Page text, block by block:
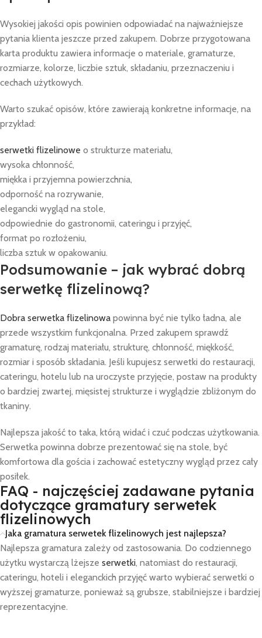
Wysokiej jakości opis powinien odpowiadać na najważniejsze
pytania klienta jeszcze przed zakupem. Dobrze przygotowana
karta produktu zawiera informacje o materiale, gramaturze,
rozmiarze, kolorze, liczbie sztuk, składaniu, przeznaczeniu i
cechach użytkowych.
Warto szukać opisów, które zawierają konkretne informacje, na
przykład:
serwetki flizelinowe o strukturze materiału,
wysoka chłonność,
miękka i przyjemna powierzchnia,
odporność na rozrywanie,
elegancki wygląd na stole,
odpowiednie do gastronomii, cateringu i przyjęć,
format po rozłożeniu,
liczba sztuk w opakowaniu.
Podsumowanie – jak wybrać dobrą
serwetkę flizelinową?
Dobra serwetka flizelinowa powinna być nie tylko ładna, ale
przede wszystkim funkcjonalna. Przed zakupem sprawdź
gramaturę, rodzaj materiału, strukturę, chłonność, miękkość,
rozmiar i sposób składania. Jeśli kupujesz serwetki do restauracji,
cateringu, hotelu lub na uroczyste przyjęcie, postaw na produkty
o bardziej zwartej, mięsistej strukturze i wyglądzie zbliżonym do
tkaniny.
Najlepsza jakość to taka, którą widać i czuć podczas użytkowania.
Serwetka powinna dobrze prezentować się na stole, być
komfortowa dla gościa i zachować estetyczny wygląd przez cały
posiłek.
FAQ - najczęściej zadawane pytania
dotyczące gramatury serwetek
flizelinowych
Jaka gramatura serwetek flizelinowych jest najlepsza?
Najlepsza gramatura zależy od zastosowania. Do codziennego
użytku wystarczą lżejsze serwetki, natomiast do restauracji,
cateringu, hoteli i eleganckich przyjęć warto wybierać serwetki o
wyższej gramaturze, ponieważ są grubsze, stabilniejsze i bardziej
reprezentacyjne.